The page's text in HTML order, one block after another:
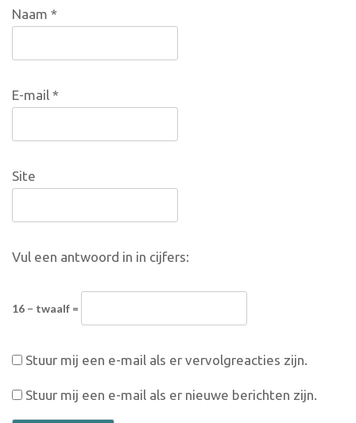
Naam *
E-mail *
Site
Vul een antwoord in in cijfers:
16 − twaalf =
Stuur mij een e-mail als er vervolgreacties zijn.
Stuur mij een e-mail als er nieuwe berichten zijn.